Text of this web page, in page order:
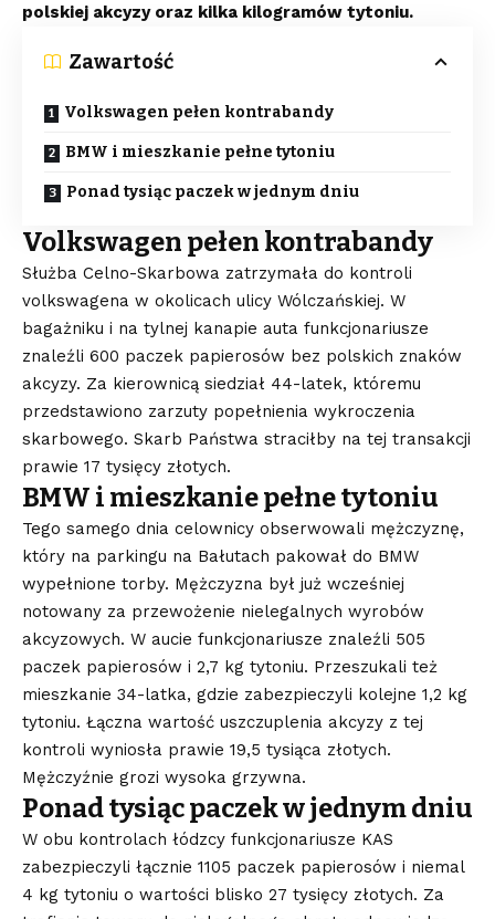
polskiej akcyzy oraz kilka kilogramów tytoniu.
Zawartość
Volkswagen pełen kontrabandy
BMW i mieszkanie pełne tytoniu
Ponad tysiąc paczek w jednym dniu
Volkswagen pełen kontrabandy
Służba Celno-Skarbowa zatrzymała do kontroli
volkswagena w okolicach ulicy Wólczańskiej. W
bagażniku i na tylnej kanapie auta funkcjonariusze
znaleźli 600 paczek papierosów bez polskich znaków
akcyzy. Za kierownicą siedział 44-latek, któremu
przedstawiono zarzuty popełnienia wykroczenia
skarbowego. Skarb Państwa straciłby na tej transakcji
prawie 17 tysięcy złotych.
BMW i mieszkanie pełne tytoniu
Tego samego dnia celownicy obserwowali mężczyznę,
który na parkingu na Bałutach pakował do BMW
wypełnione torby. Mężczyzna był już wcześniej
notowany za przewożenie nielegalnych wyrobów
akcyzowych. W aucie funkcjonariusze znaleźli 505
paczek papierosów i 2,7 kg tytoniu. Przeszukali też
mieszkanie 34-latka, gdzie zabezpieczyli kolejne 1,2 kg
tytoniu. Łączna wartość uszczuplenia akcyzy z tej
kontroli wyniosła prawie 19,5 tysiąca złotych.
Mężczyźnie grozi wysoka grzywna.
Ponad tysiąc paczek w jednym dniu
W obu kontrolach łódzcy funkcjonariusze KAS
zabezpieczyli łącznie 1105 paczek papierosów i niemal
4 kg tytoniu o wartości blisko 27 tysięcy złotych. Za